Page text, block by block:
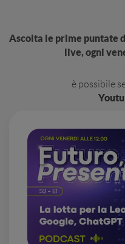
Ascolta le prime puntate
live, ogni
è possibile